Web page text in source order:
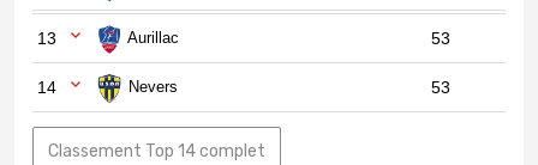
13 Aurillac 53
14 Nevers 53
Classement Top 14 complet